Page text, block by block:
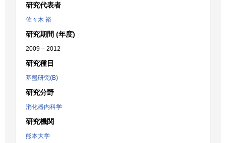
研究代表者
佐々木 裕
研究期間 (年度)
2009 – 2012
研究種目
基盤研究(B)
研究分野
消化器内科学
研究機関
熊本大学